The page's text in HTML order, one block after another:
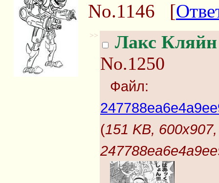
No.1146 [
>> Лакс Кляйн
No.1250
Файл:
(151 KB, 600x907,